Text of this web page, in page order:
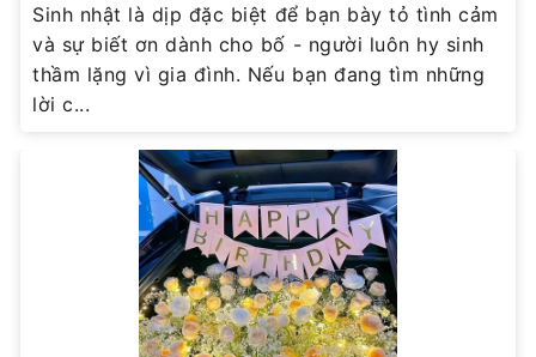
Sinh nhật là dịp đặc biệt để bạn bày tỏ tình cảm
và sự biết ơn dành cho bố - người luôn hy sinh
thầm lặng vì gia đình. Nếu bạn đang tìm những
lời c...